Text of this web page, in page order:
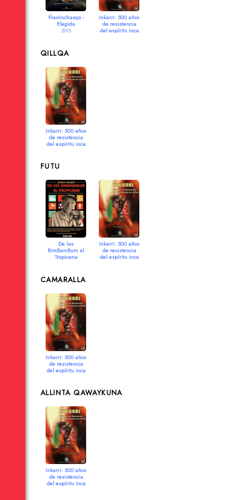
Ñawinchasqa -
Elegida
2015
Inkarri: 500 años
de resistencia
del espíritu inca
QILLQA
Inkarri: 500 años
de resistencia
del espíritu inca
FUTU
De las
BimBamBum al
Tropicana
Inkarri: 500 años
de resistencia
del espíritu inca
CAMARALLA
Inkarri: 500 años
de resistencia
del espíritu inca
ALLINTA QAWAYKUNA
Inkarri: 500 años
de resistencia
del espíritu inca